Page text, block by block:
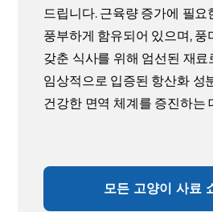
드립니다. 근육량 증가에 필요
풍부하게 함유되어 있으며, 풍
갖춘 식사를 위해 엄선된 재료
임상적으로 입증된 항산화 성
건강한 면역 체계를 증진하는
모든 고양이 사료